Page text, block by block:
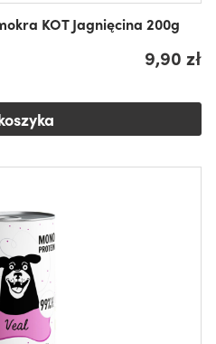
KOT Jagnięcina 200g
9,90 zł